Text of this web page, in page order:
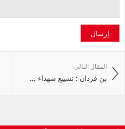
إرسال
المقال التالي
بن قردان : تشييع شهداء ...